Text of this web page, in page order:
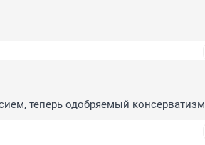
теперь одобряемый консерватизм